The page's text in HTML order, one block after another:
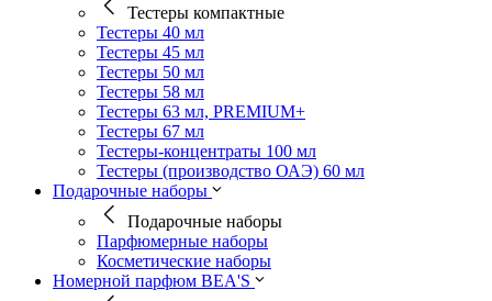
Тестеры компактные
Тестеры 40 мл
Тестеры 45 мл
Тестеры 50 мл
Тестеры 58 мл
Тестеры 63 мл, PREMIUM+
Тестеры 67 мл
Тестеры-концентраты 100 мл
Тестеры (производство ОАЭ) 60 мл
Подарочные наборы
Подарочные наборы
Парфюмерные наборы
Косметические наборы
Номерной парфюм BEA'S